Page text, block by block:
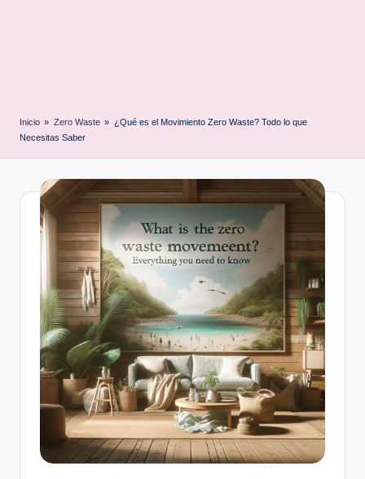
Inicio » Zero Waste » ¿Qué es el Movimiento Zero Waste? Todo lo que
Necesitas Saber